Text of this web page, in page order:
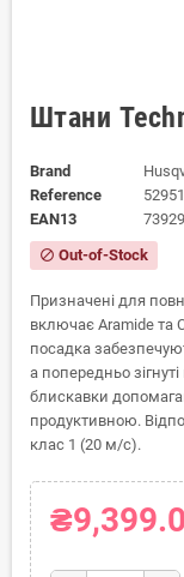
Штани
Brand
Reference
EAN13
block Out-of-Stock
Призначені для
включає Aramide та
посадка
а попередньо
блискавки
продуктивною.
клас 1 (20 м/с).